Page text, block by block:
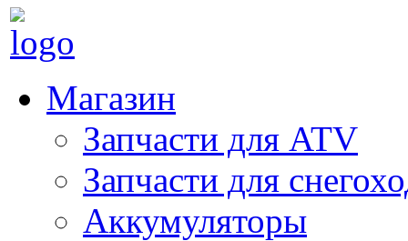
Магазин
Запчасти для ATV
Запчасти для
Аккумуляторы